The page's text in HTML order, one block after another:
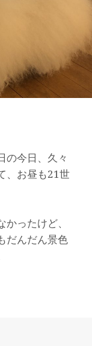
の今日、久々
、お昼も21世
ったけど、
だんだん景色